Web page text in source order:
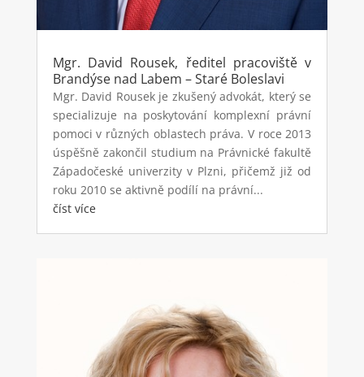
Mgr. David Rousek, ředitel pracoviště v
Brandýse nad Labem – Staré Boleslavi
Mgr. David Rousek je zkušený advokát, který se
specializuje na poskytování komplexní právní
pomoci v různých oblastech práva. V roce 2013
úspěšně zakončil studium na Právnické fakultě
Západočeské univerzity v Plzni, přičemž již od
roku 2010 se aktivně podílí na právní...
číst více